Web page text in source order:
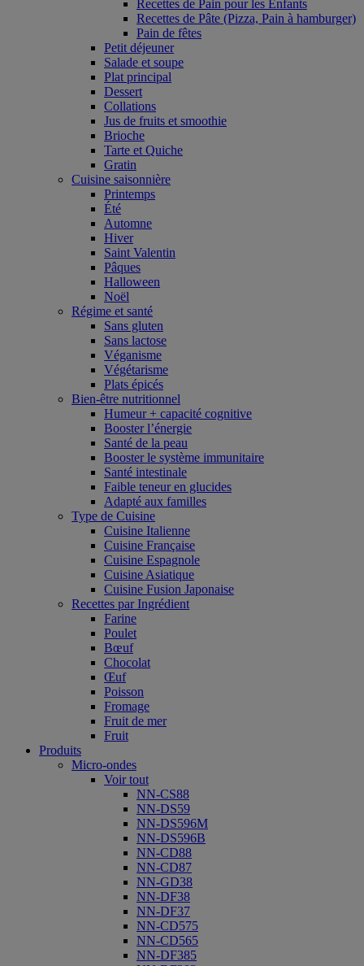
Recettes de Pain pour les Enfants
Recettes de Pâte (Pizza, Pain à hamburger)
Pain de fêtes
Petit déjeuner
Salade et soupe
Plat principal
Dessert
Collations
Jus de fruits et smoothie
Brioche
Tarte et Quiche
Gratin
Cuisine saisonnière
Printemps
Été
Automne
Hiver
Saint Valentin
Pâques
Halloween
Noël
Régime et santé
Sans gluten
Sans lactose
Véganisme
Végétarisme
Plats épicés
Bien-être nutritionnel
Humeur + capacité cognitive
Booster l’énergie
Santé de la peau
Booster le système immunitaire
Santé intestinale
Faible teneur en glucides
Adapté aux familles
Type de Cuisine
Cuisine Italienne
Cuisine Française
Cuisine Espagnole
Cuisine Asiatique
Cuisine Fusion Japonaise
Recettes par Ingrédient
Farine
Poulet
Bœuf
Chocolat
Œuf
Poisson
Fromage
Fruit de mer
Fruit
Produits
Micro-ondes
Voir tout
NN-CS88
NN-DS59
NN-DS596M
NN-DS596B
NN-CD88
NN-CD87
NN-GD38
NN-DF38
NN-DF37
NN-CD575
NN-CD565
NN-DF385